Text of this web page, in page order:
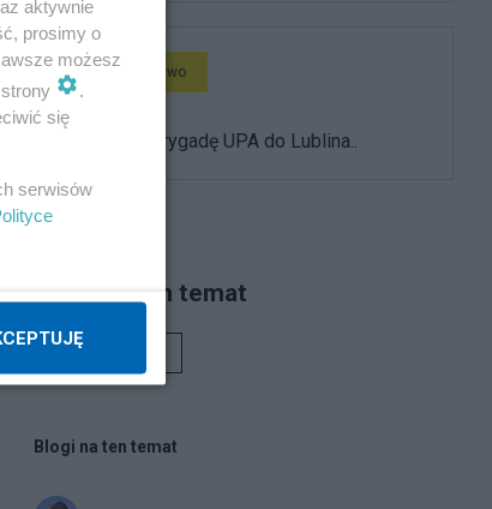
Społeczeństwo
Zaprośmy brygadę UPA do Lublina..
Piszą na ten temat
Blogi na ten temat
aktywnie
prosimy o
możesz
.
się
serwisów